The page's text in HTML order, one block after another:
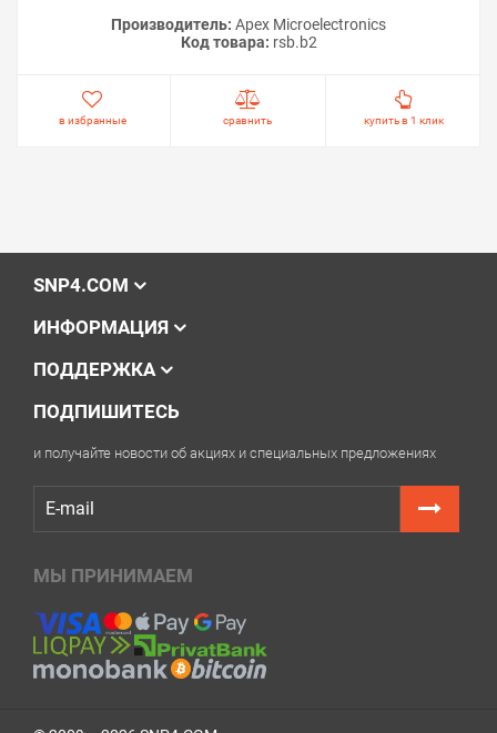
Производитель: Apex Microelectronics
Код товара: rsb.b2
в избранные сравнить купить в 1 клик
SNP4.COM
ИНФОРМАЦИЯ
ПОДДЕРЖКА
ПОДПИШИТЕСЬ
и получайте новости об акциях и специальных предложениях
МЫ ПРИНИМАЕМ